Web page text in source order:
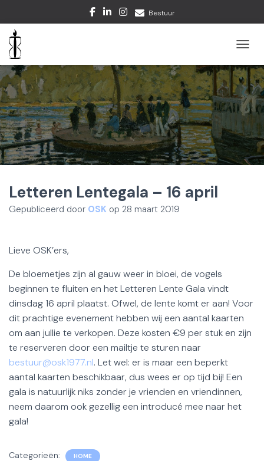
Bestuur
Letteren Lentegala – 16 april
Gepubliceerd door OSK op 28 maart 2019
Lieve OSK’ers,
De bloemetjes zijn al gauw weer in bloei, de vogels
beginnen te fluiten en het Letteren Lente Gala vindt
dinsdag 16 april plaatst. Ofwel, de lente komt er aan! Voor
dit prachtige evenement hebben wij een aantal kaarten
om aan jullie te verkopen. Deze kosten €9 per stuk en zijn
te reserveren door een mailtje te sturen naar
bestuur@osk1977.nl. Let wel: er is maar een beperkt
aantal kaarten beschikbaar, dus wees er op tijd bij! Een
gala is natuurlijk niks zonder je vrienden en vriendinnen,
neem daarom ook gezellig een introducé mee naar het
gala!
Categorieën: HOME